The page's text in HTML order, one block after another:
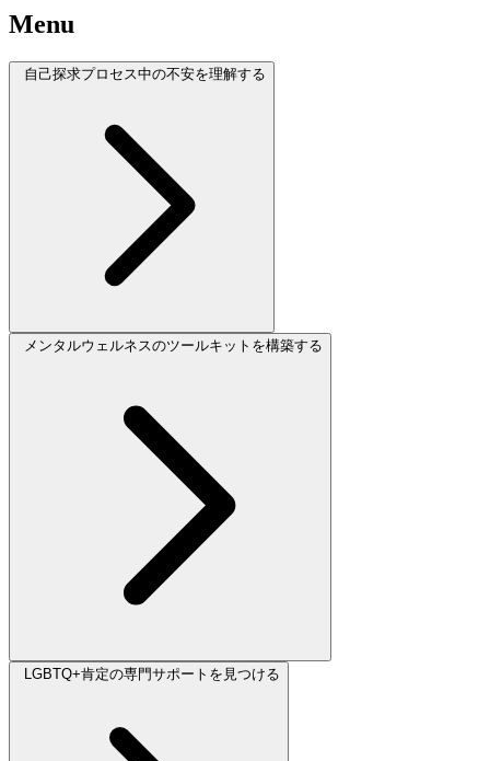
Menu
自己探求プロセス中の不安を理解する
メンタルウェルネスのツールキットを構築する
LGBTQ+肯定の専門サポートを見つける